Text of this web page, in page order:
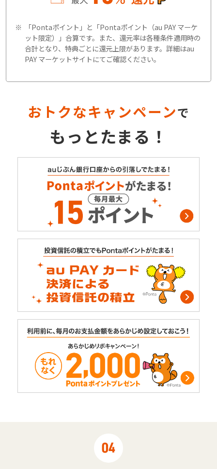
「Pontaポイント」と「Pontaポイント（au PAY マーケ
ット限定）」合算です。また、還元率は各種条件適用時の
合計となり、特典ごとに還元上限があります。詳細はau
PAY マーケットサイトにてご確認ください。
おトクなキャンペーンで
もっとたまる！